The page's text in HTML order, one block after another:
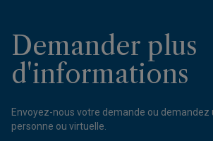
Demander plus
d'informations
Envoyez-nous votre demande ou demandez
personne ou virtuelle.